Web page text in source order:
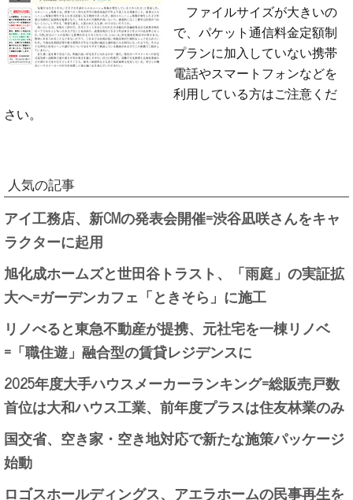
ファイルサイズが大きいの
で、パケット通信料金定額制
プランに加入していない携帯
電話やスマートフォンなどを
利用している方はご注意くだ
さい。
人気の記事
アイ工務店、新CMの発表会開催=渋谷凪咲さんをキャ
ラクターに起用
旭化成ホームズと世田谷トラスト、「雨庭」の実証拡
大へ=ガーデンカフェ「ときそら」に施工
リノべると東急不動産が提携、元社宅を一棟リノベ
=「職住遊」融合型の賃貸レジデンスに
2025年度大手ハウスメーカーランキング=総販売戸数
首位は大和ハウス工業、前年度プラスは住友林業のみ
国交省、空き家・空き地対応で新たな施策パッケージ
始動
ロゴスホールディングス、アエラホームの民事再生を